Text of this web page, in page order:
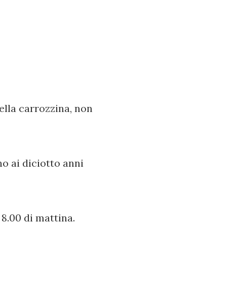
carrozzina, non
ai diciotto anni
di mattina.